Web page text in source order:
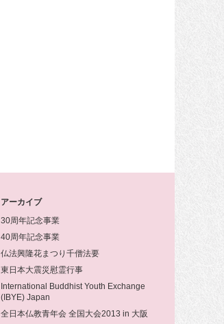
アーカイブ
30周年記念事業
40周年記念事業
仏法興隆花まつり千僧法要
東日本大震災慰霊行事
International Buddhist Youth Exchange
(IBYE) Japan
全日本仏教青年会 全国大会2013 in 大阪